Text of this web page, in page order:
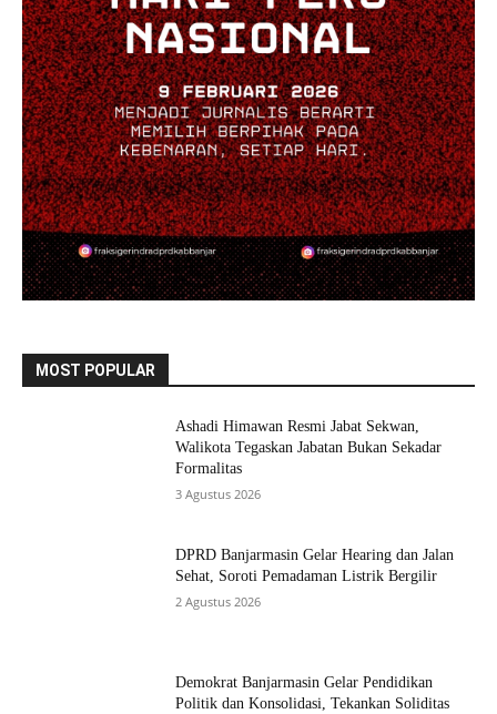
MOST POPULAR
Ashadi Himawan Resmi Jabat Sekwan,
Walikota Tegaskan Jabatan Bukan Sekadar
Formalitas
3 Agustus 2026
DPRD Banjarmasin Gelar Hearing dan Jalan
Sehat, Soroti Pemadaman Listrik Bergilir
2 Agustus 2026
Demokrat Banjarmasin Gelar Pendidikan
Politik dan Konsolidasi, Tekankan Soliditas